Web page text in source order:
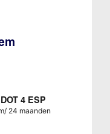
4 ESP
24 maanden